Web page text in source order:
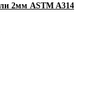
2мм ASTM A314